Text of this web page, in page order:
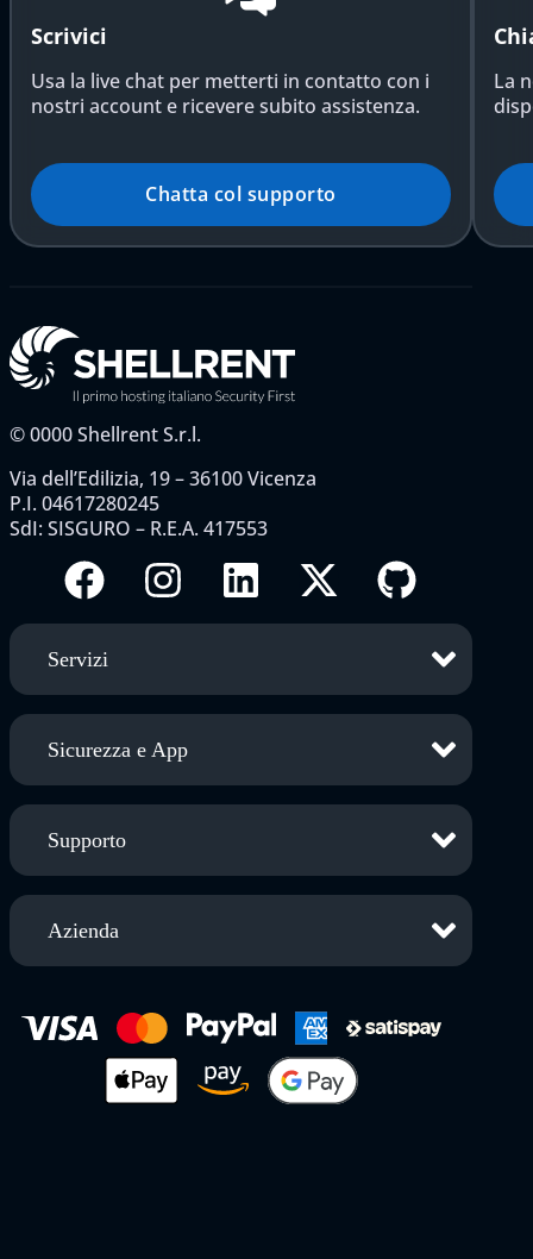
Scrivici
Usa la live chat per metterti in contatto con i
nostri account e ricevere subito assistenza.
Chatta col supporto
La
©0000Shellrent S.r.l.
Via dell’Edilizia, 19 – 36100 Vicenza
P.I. 04617280245
SdI: SISGURO – R.E.A. 417553
Servizi
Sicurezza e App
Supporto
Azienda